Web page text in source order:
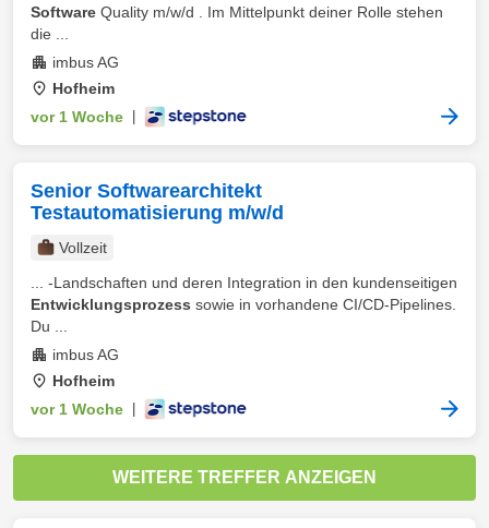
Software Quality m/w/d . Im Mittelpunkt deiner Rolle stehen
die ...
imbus AG
Hofheim
vor 1 Woche
Senior Softwarearchitekt
Testautomatisierung m/w/d
Vollzeit
... -Landschaften und deren Integration in den kundenseitigen
Entwicklungsprozess sowie in vorhandene CI/CD-Pipelines.
Du ...
imbus AG
Hofheim
vor 1 Woche
WEITERE TREFFER ANZEIGEN